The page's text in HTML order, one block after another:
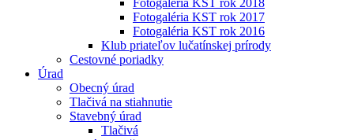
Fotogaléria KST rok 2018
Fotogaléria KST rok 2017
Fotogaléria KST rok 2016
Klub priateľov lučatínskej prírody
Cestovné poriadky
Úrad
Obecný úrad
Tlačivá na stiahnutie
Stavebný úrad
Tlačivá